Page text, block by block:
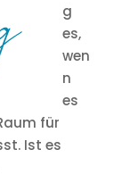
g
es,
wen
n
es
für
Ist es